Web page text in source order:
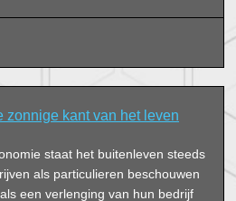
zonnige kant van het leven
staat het buitenleven steeds
als particulieren beschouwen
een verlenging van hun bedrijf